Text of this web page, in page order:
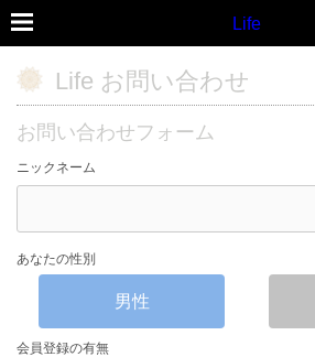
Life
Life お問い合わせ
お問い合わせフォーム
ニックネーム
あなたの性別
男性
会員登録の有無